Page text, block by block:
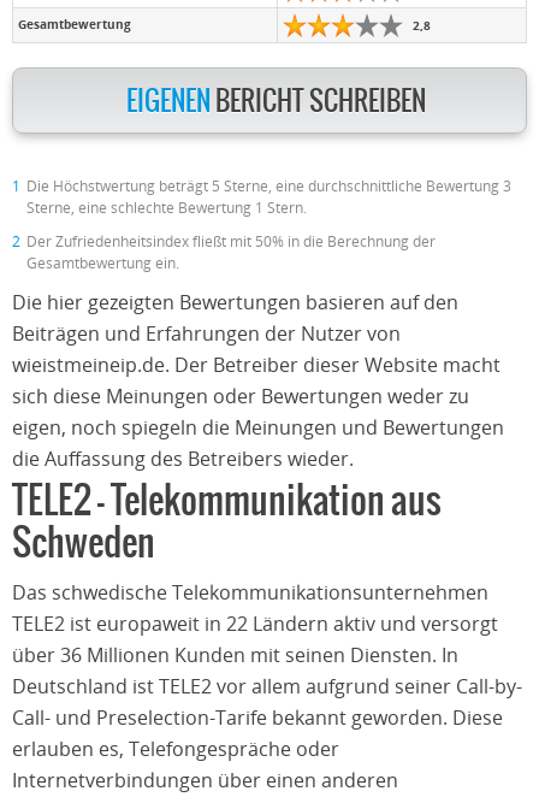
Gesamtbewertung 2,8
EIGENEN BERICHT SCHREIBEN
1 Die Höchstwertung beträgt 5 Sterne, eine durchschnittliche Bewertung 3
Sterne, eine schlechte Bewertung 1 Stern.
2 Der Zufriedenheitsindex fließt mit 50% in die Berechnung der
Gesamtbewertung ein.
Die hier gezeigten Bewertungen basieren auf den
Beiträgen und Erfahrungen der Nutzer von
wieistmeineip.de. Der Betreiber dieser Website macht
sich diese Meinungen oder Bewertungen weder zu
eigen, noch spiegeln die Meinungen und Bewertungen
die Auffassung des Betreibers wieder.
TELE2 – Telekommunikation aus
Schweden
Das schwedische Telekommunikationsunternehmen
TELE2 ist europaweit in 22 Ländern aktiv und versorgt
über 36 Millionen Kunden mit seinen Diensten. In
Deutschland ist TELE2 vor allem aufgrund seiner Call-by-
Call- und Preselection-Tarife bekannt geworden. Diese
erlauben es, Telefongespräche oder
Internetverbindungen über einen anderen